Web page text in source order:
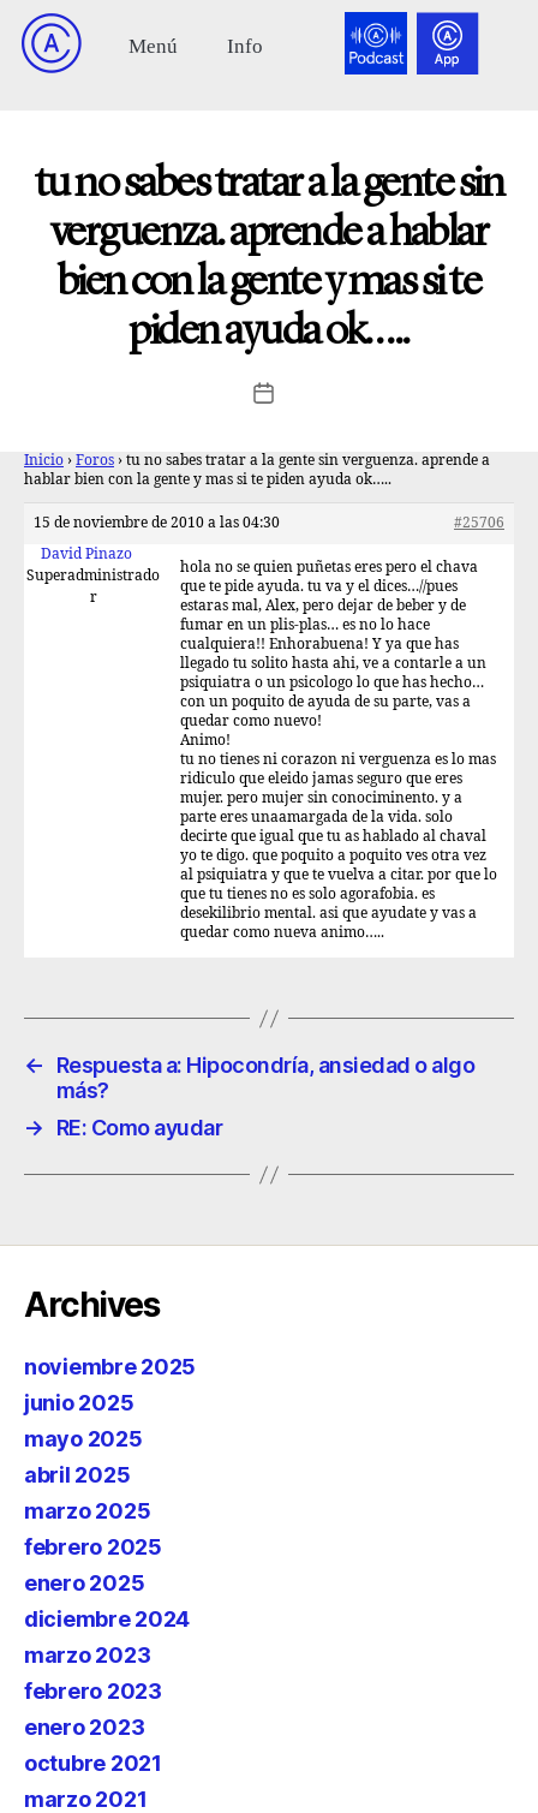
tu no sabes tratar a la gente sin
verguenza. aprende a hablar
bien con la gente y mas si te
piden ayuda ok…..
Inicio › Foros › tu no sabes tratar a la gente sin verguenza. aprende a
hablar bien con la gente y mas si te piden ayuda ok…..
15 de noviembre de 2010 a las 04:30
#25706
David Pinazo
Superadministrado
r
hola no se quien puñetas eres pero el chava
que te pide ayuda. tu va y el dices…//pues
estaras mal, Alex, pero dejar de beber y de
fumar en un plis-plas… es no lo hace
cualquiera!! Enhorabuena! Y ya que has
llegado tu solito hasta ahi, ve a contarle a un
psiquiatra o un psicologo lo que has hecho…
con un poquito de ayuda de su parte, vas a
quedar como nuevo!
Animo!
tu no tienes ni corazon ni verguenza es lo mas
ridiculo que eleido jamas seguro que eres
mujer. pero mujer sin conociminento. y a
parte eres unaamargada de la vida. solo
decirte que igual que tu as hablado al chaval
yo te digo. que poquito a poquito ves otra vez
al psiquiatra y que te vuelva a citar. por que lo
que tu tienes no es solo agorafobia. es
desekilibrio mental. asi que ayudate y vas a
quedar como nueva animo…..
←
Respuesta a: Hipocondría, ansiedad o algo
más?
→
RE: Como ayudar
Archives
noviembre 2025
junio 2025
mayo 2025
abril 2025
marzo 2025
febrero 2025
enero 2025
diciembre 2024
marzo 2023
febrero 2023
enero 2023
octubre 2021
marzo 2021